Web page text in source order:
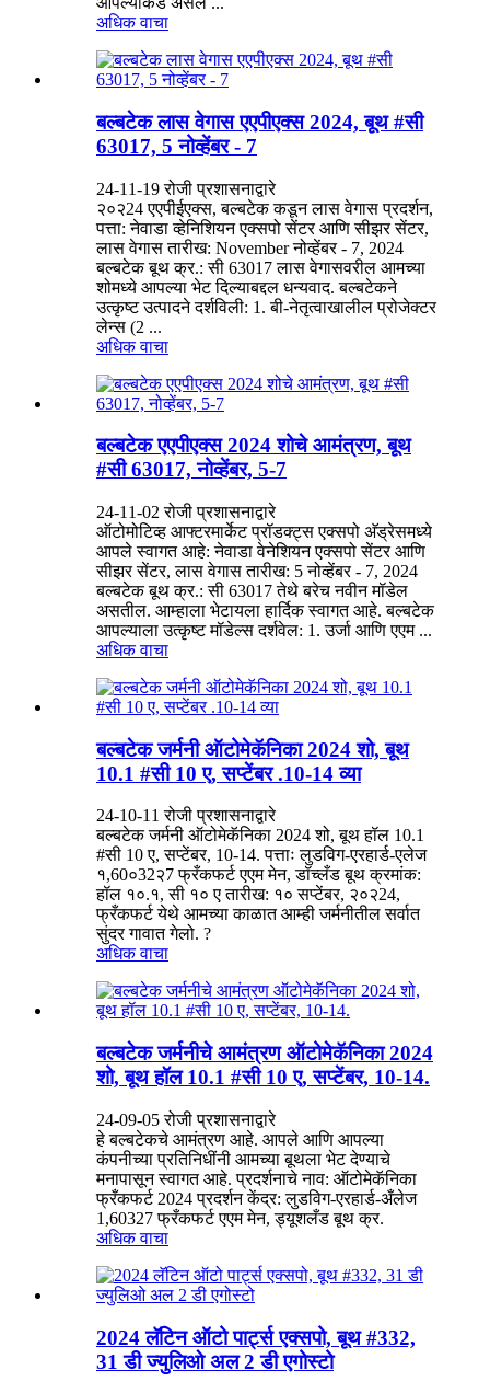
अधिक वाचा
बल्बटेक लास वेगास एएपीएक्स 2024, बूथ #सी
63017, 5 नोव्हेंबर - 7
24-11-19 रोजी प्रशासनाद्वारे
२०२24 एएपीईएक्स, बल्बटेक कडून लास वेगास प्रदर्शन,
पत्ता: नेवाडा व्हेनिशियन एक्सपो सेंटर आणि सीझर सेंटर,
लास वेगास तारीख: November नोव्हेंबर - 7, 2024
बल्बटेक बूथ क्र.: सी 63017 लास वेगासवरील आमच्या
शोमध्ये आपल्या भेट दिल्याबद्दल धन्यवाद. बल्बटेकने
उत्कृष्ट उत्पादने दर्शविली: 1. बी-नेतृत्वाखालील प्रोजेक्टर
लेन्स (2 ...
अधिक वाचा
बल्बटेक एएपीएक्स 2024 शोचे आमंत्रण, बूथ
#सी 63017, नोव्हेंबर, 5-7
24-11-02 रोजी प्रशासनाद्वारे
ऑटोमोटिव्ह आफ्टरमार्केट प्रॉडक्ट्स एक्सपो अ‍ॅड्रेसमध्ये
आपले स्वागत आहे: नेवाडा वेनेशियन एक्सपो सेंटर आणि
सीझर सेंटर, लास वेगास तारीख: 5 नोव्हेंबर - 7, 2024
बल्बटेक बूथ क्र.: सी 63017 तेथे बरेच नवीन मॉडेल
असतील. आम्हाला भेटायला हार्दिक स्वागत आहे. बल्बटेक
आपल्याला उत्कृष्ट मॉडेल्स दर्शवेल: 1. उर्जा आणि एएम ...
अधिक वाचा
बल्बटेक जर्मनी ऑटोमेकॅनिका 2024 शो, बूथ
10.1 #सी 10 ए, सप्टेंबर .10-14 व्या
24-10-11 रोजी प्रशासनाद्वारे
बल्बटेक जर्मनी ऑटोमेकॅनिका 2024 शो, बूथ हॉल 10.1
#सी 10 ए, सप्टेंबर, 10-14. पत्ताः लुडविग-एरहार्ड-एलेज
१,60०32२7 फ्रँकफर्ट एएम मेन, डॉच्लँड बूथ क्रमांक:
हॉल १०.१, सी १० ए तारीख: १० सप्टेंबर, २०२24,
फ्रँकफर्ट येथे आमच्या काळात आम्ही जर्मनीतील सर्वात
सुंदर गावात गेलो. ?
अधिक वाचा
बल्बटेक जर्मनीचे आमंत्रण ऑटोमेकॅनिका 2024
शो, बूथ हॉल 10.1 #सी 10 ए, सप्टेंबर, 10-14.
24-09-05 रोजी प्रशासनाद्वारे
हे बल्बटेकचे आमंत्रण आहे. आपले आणि आपल्या
कंपनीच्या प्रतिनिधींनी आमच्या बूथला भेट देण्याचे
मनापासून स्वागत आहे. प्रदर्शनाचे नाव: ऑटोमेकॅनिका
फ्रँकफर्ट 2024 प्रदर्शन केंद्र: लुडविग-एरहार्ड-अँलेज
1,60327 फ्रँकफर्ट एएम मेन, ड्यूशलँड बूथ क्र.
अधिक वाचा
2024 लॅटिन ऑटो पार्ट्स एक्सपो, बूथ #332,
31 डी ज्युलिओ अल 2 डी एगोस्टो